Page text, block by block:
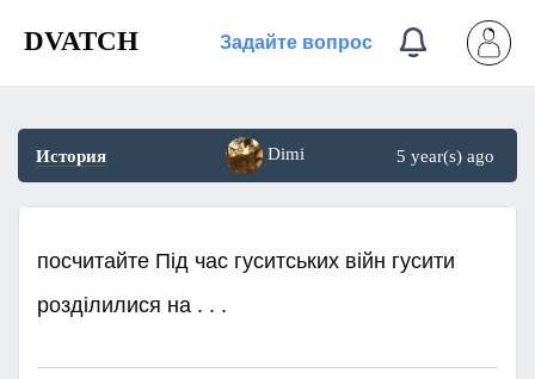
DVATCH Задайте вопрос
История Dimi 5 year(s) ago
посчитайте Під час гуситських війн гусити
розділилися на . . . ​